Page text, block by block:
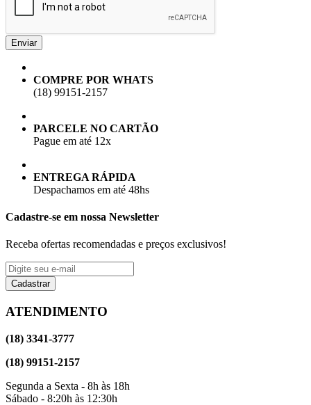
Enviar
COMPRE POR WHATS
(18) 99151-2157
PARCELE NO CARTÃO
Pague em até 12x
ENTREGA RÁPIDA
Despachamos em até 48hs
Cadastre-se em nossa Newsletter
Receba ofertas recomendadas e preços exclusivos!
Cadastrar
ATENDIMENTO
(18) 3341-3777
(18) 99151-2157
Segunda a Sexta - 8h às 18h
Sábado - 8:20h às 12:30h